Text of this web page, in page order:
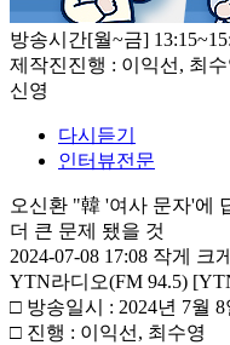
방송시간[월~금]
제작진진행 : 이익선, 최
신영
다시듣기
인터뷰전문
오신환 "韓 '여사 문자'에
더 큰 문제 됐을 것
2024-07-08 17:08 작게
크게
YTN라디오(FM 94.5)
□ 방송일시 : 2024년 7월
□ 진행 : 이익선, 최수영